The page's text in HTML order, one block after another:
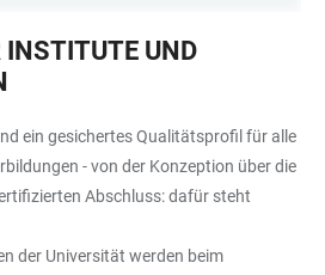
INSTITUTE UND
ein gesichertes Qualitätsprofil für alle
- von der Konzeption über die
Abschluss: dafür steht
der Universität werden beim